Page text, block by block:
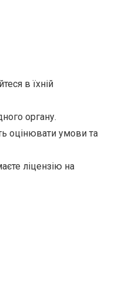
в їхній
органу.
оцінювати умови та
ліцензію на